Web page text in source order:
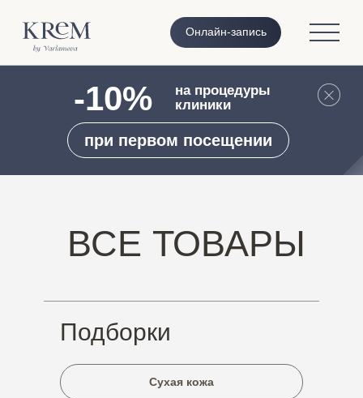
Онлайн-запись
-10% на процедуры
при первом посещении
ВСЕ ТОВАРЫ
Подборки
Сухая кожа